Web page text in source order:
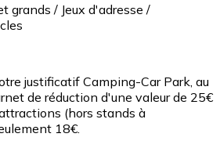
grands / Jeux d'adresse /
justificatif Camping-Car Park, au
de réduction d'une valeur de 25€
(hors stands à
18€.